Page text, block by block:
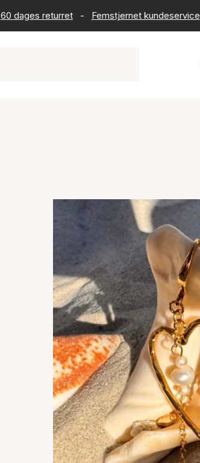
60 dages returret - Femstjernet kundeservice